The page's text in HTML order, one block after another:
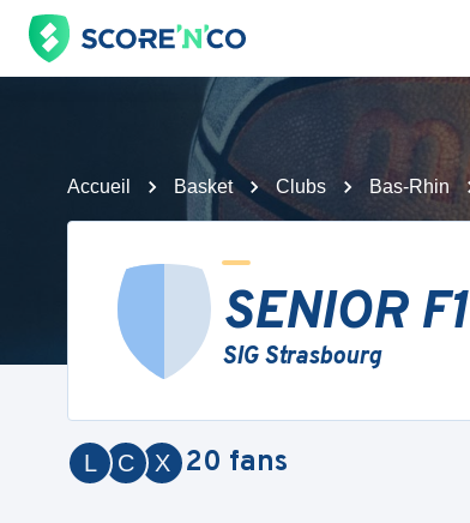
Accueil Basket Clubs Bas-Rhin
SENIOR F1
SIG Strasbourg
X
C
L 20 fans